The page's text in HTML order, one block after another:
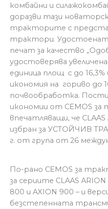
комбайни и
доразви тази
тракторите с
трактори.
печат за качество
удостоверява
единица площ с до
икономия на гориво до
почвообработка.
икономии от CEMOS
впечатляващи, че CLAAS
избран за УСТОЙЧИВ
г. от група от 26
По-рано CEMOS за
за сериите CLAAS
800 и AXION 900 – и
безстепенната